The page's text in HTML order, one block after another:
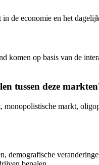
de economie en het
op basis van de
tussen deze
markt,